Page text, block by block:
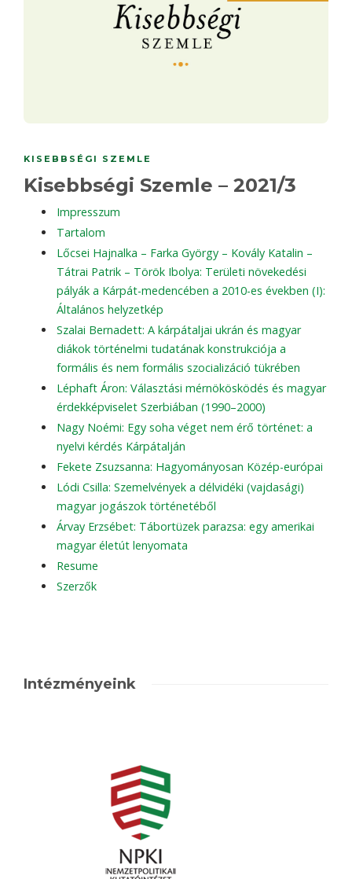
KISEBBSÉGI SZEMLE
Kisebbségi Szemle – 2021/3
Impresszum
Tartalom
Lőcsei Hajnalka – Farka György – Kovály Katalin –
Tátrai Patrik – Török Ibolya: Területi növekedési
pályák a Kárpát-medencében a 2010-es években (I):
Általános helyzetkép
Szalai Bernadett: A kárpátaljai ukrán és magyar
diákok történelmi tudatának konstrukciója a
formális és nem formális szocializáció tükrében
Léphaft Áron: Választási mérnökösködés és magyar
érdekképviselet Szerbiában (1990–2000)
Nagy Noémi: Egy soha véget nem érő történet: a
nyelvi kérdés Kárpátalján
Fekete Zsuzsanna: Hagyományosan Közép-európai
Lódi Csilla: Szemelvények a délvidéki (vajdasági)
magyar jogászok történetéből
Árvay Erzsébet: Tábortüzek parazsa: egy amerikai
magyar életút lenyomata
Resume
Szerzők
Intézményeink